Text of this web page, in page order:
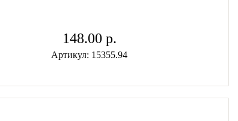
148.00 p.
Артикул: 15355.94